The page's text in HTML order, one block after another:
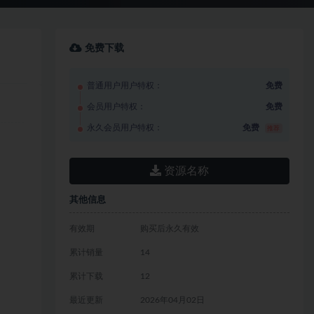
免费下载
普通用户用户特权： 免费
会员用户特权： 免费
永久会员用户特权： 免费
资源名称
其他信息
有效期 购买后永久有效
累计销量 14
累计下载 12
最近更新 2026年04月02日